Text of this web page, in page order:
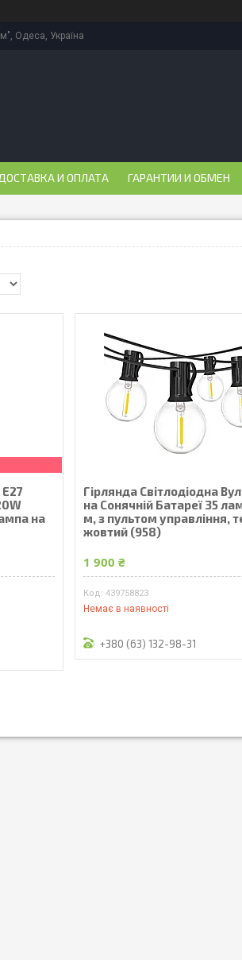
Одеса, Україна
И ОПЛАТА ГАРАНТИИ И ОБМЕН
на
Гірлянда Світлодіодна
на Сонячній Батареї 35
м, з пультом управління,
жовтий (958)
1 900 ₴
439758823
Немає в наявності
+380 (63) 132-98-31